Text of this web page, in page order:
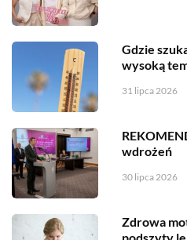
Gdzie
wysoką
31 lipca 2026
wdrożeń
30 lipca 2026
Zdrowa
podszyty